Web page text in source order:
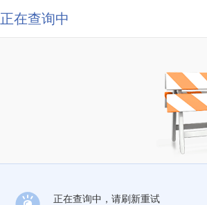
正在查询中
正在查询中，请刷新重试